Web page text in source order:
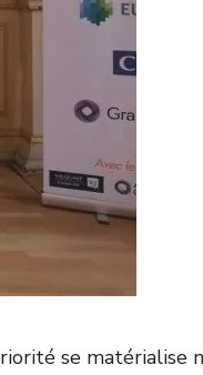
se matérialise